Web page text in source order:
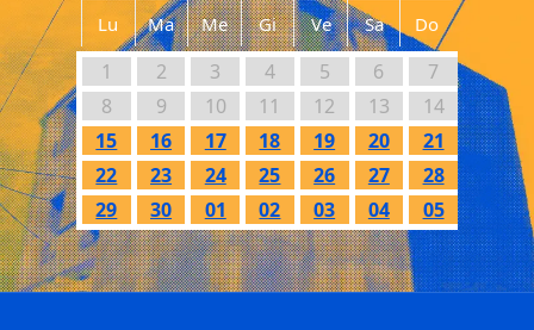
Lu Ma Me Gi Ve Sa Do
1 2 3 4 5 6
7
8
9 10 11 12 13
14
15
16 17 18 19 20
21
22
23 24 25 26 27
28
29
30 01 02 03 04 05